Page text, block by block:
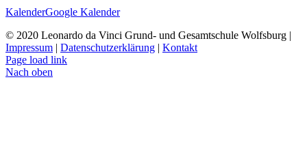
KalenderGoogle Kalender
© 2020 Leonardo da Vinci Grund- und Gesamtschule Wolfsburg |
Impressum | Datenschutzerklärung | Kontakt
Page load link
Nach oben